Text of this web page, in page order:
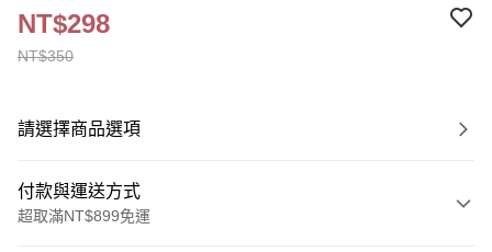
NT$350
NT$298
請選擇商品選項
付款與運送方式
超取滿NT$899免運